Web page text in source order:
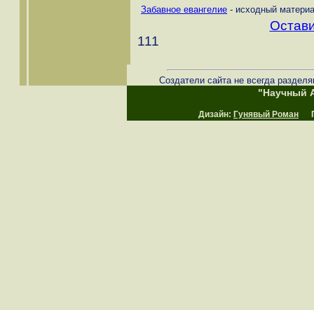
Забавное евангелие - исходный
111
Создатели сайта не всегда
"Научный
Дизайн: Гунявый Роман